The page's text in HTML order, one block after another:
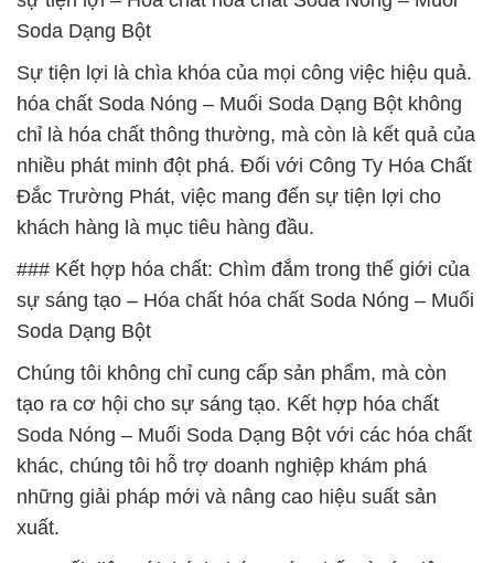
Soda Dạng Bột
Sự tiện lợi là chìa khóa của mọi công việc hiệu quả.
hóa chất Soda Nóng – Muối Soda Dạng Bột không
chỉ là hóa chất thông thường, mà còn là kết quả của
nhiều phát minh đột phá. Đối với Công Ty Hóa Chất
Đắc Trường Phát, việc mang đến sự tiện lợi cho
khách hàng là mục tiêu hàng đầu.
### Kết hợp hóa chất: Chìm đắm trong thế giới của
sự sáng tạo – Hóa chất hóa chất Soda Nóng – Muối
Soda Dạng Bột
Chúng tôi không chỉ cung cấp sản phẩm, mà còn
tạo ra cơ hội cho sự sáng tạo. Kết hợp hóa chất
Soda Nóng – Muối Soda Dạng Bột với các hóa chất
khác, chúng tôi hỗ trợ doanh nghiệp khám phá
những giải pháp mới và nâng cao hiệu suất sản
xuất.